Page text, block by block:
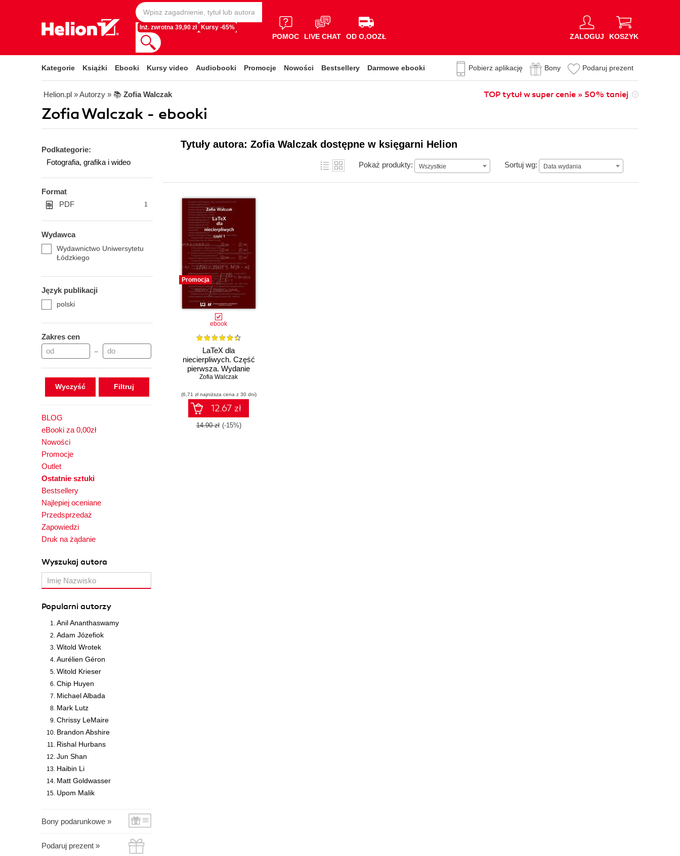
Inż. zwrotna 39,90 zł Kursy -65%
POMOC LIVE CHAT OD O,OOZŁ ZALOGUJ KOSZYK
Kategorie Książki Ebooki Kursy video Audiobooki Promocje Nowości Bestsellery Darmowe ebooki Pobierz aplikację Bony Podaruj prezent
Helion.pl » Autorzy » 📚 Zofia Walczak TOP tytuł w super cenie » 50% taniej
Zofia Walczak - ebooki
Podkategorie:
Fotografia, grafika i wideo
Format
PDF
1
Wydawca
Wydawnictwo Uniwersytetu
Łódzkiego
Język publikacji
polski
Zakres cen
–
Wyczyść
BLOG
eBooki za 0,00zł
Nowości
Promocje
Outlet
Ostatnie sztuki
Bestsellery
Najlepiej oceniane
Przedsprzedaż
Zapowiedzi
Druk na żądanie
Wyszukaj autora
Popularni autorzy
Anil Ananthaswamy
Adam Józefiok
Witold Wrotek
Aurélien Géron
Witold Krieser
Chip Huyen
Michael Albada
Mark Lutz
Chrissy LeMaire
Brandon Abshire
Rishal Hurbans
Jun Shan
Haibin Li
Matt Goldwasser
Upom Malik
Bony podarunkowe »
Podaruj prezent »
Tytuły autora: Zofia Walczak dostępne w księgarni Helion
Pokaż produkty: Wszystkie Sortuj wg: Data wydania
Data wydania
Promocja
ebook
LaTeX dla
niecierpliwych. Część
pierwsza. Wydanie
drugie poprawione i
Zofia Walczak
(6,71 zł najniższa cena z 30 dni)
12.67 zł
14.90 zł (-15%)